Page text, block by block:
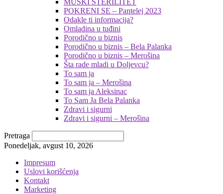
MUŠKI STERILITET
POKRENI SE – Pantelej 2023
Odakle ti informacija?
Omladina u tuđini
Porodično u biznis
Porodično u biznis – Bela Palanka
Porodično u biznis – Merošina
Šta rade mladi u Doljevcu?
To sam ja
To sam ja – Merošina
To sam ja Aleksinac
To Sam Ja Bela Palanka
Zdravi i sigurni
Zdravi i sigurni – Merošina
Pretraga
Ponedeljak, avgust 10, 2026
Impresum
Uslovi korišćenja
Kontakt
Marketing